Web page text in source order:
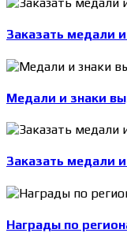
Заказать медали
Медали и знаки
Заказать медали
Награды по